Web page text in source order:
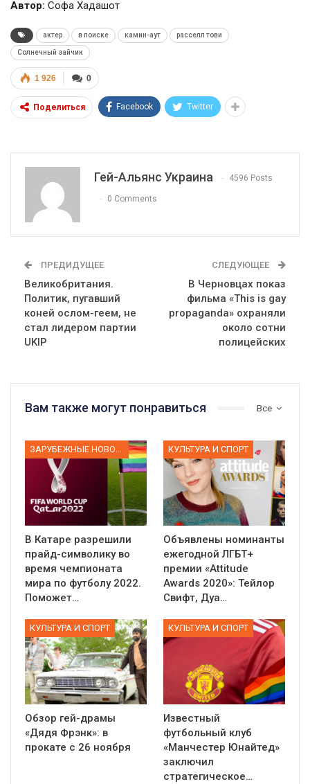
Автор: Софа Хадашот
актер в поиске камин-аут расселл тови
Солнечный зайчик
0
1 926
Поделиться Facebook Twitter
Гей-Альянс Украина 4596 Posts
0 Comments
ПРЕДИДУЩЕЕ
Великобритания.
Политик, пугавший
коней ослом-геем, не
стал лидером партии
UKIP
СЛЕДУЮЩЕЕ
В Черновцах показ
фильма «This is gay
propaganda» охраняли
около сотни
полицейских
Все
Вам также могут понравиться
В Катаре разрешили
прайд-символику во
время чемпионата
мира по футболу 2022.
Поможет…
КУЛЬТУРА И СПОРТ
Объявлены номинанты
ежегодной ЛГБТ+
премии «Attitude
Awards 2020»: Тейлор
Свифт, Дуа…
КУЛЬТУРА И СПОРТ
Обзор гей-драмы
«Дядя Фрэнк»: в
прокате с 26 ноября
КУЛЬТУРА И СПОРТ
Известный
футбольный клуб
«Манчестер Юнайтед»
заключил
стратегическое…